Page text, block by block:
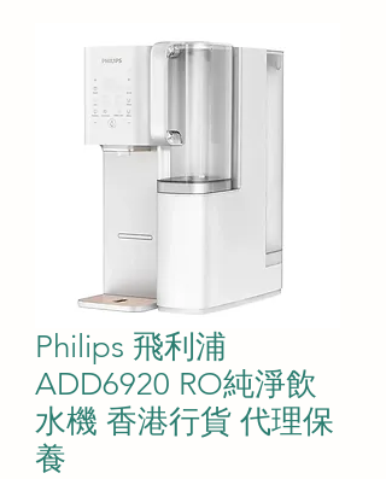
Philips 飛利浦
ADD6920 RO純淨飲
水機 香港行貨 代理保
養